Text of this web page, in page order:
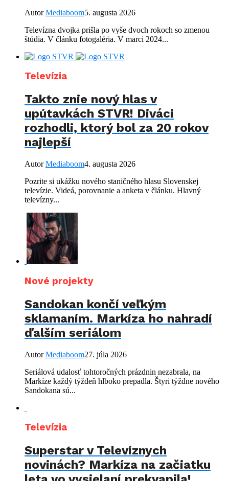
AutorMediaboom5. augusta 2026
Televízna dvojka prišla po vyše dvoch rokoch so zmenou
štúdia. V článku fotogaléria. V marci 2024...
Televízia
Takto znie nový hlas v
upútavkách STVR! Diváci
rozhodli, ktorý bol za 20 rokov
najlepší
AutorMediaboom4. augusta 2026
Pozrite si ukážku nového staničného hlasu Slovenskej
televízie. Videá, porovnanie a anketa v článku. Hlavný
televízny...
Nové projekty
Sandokan končí veľkým
sklamaním. Markíza ho nahradí
ďalším seriálom
AutorMediaboom27. júla 2026
Seriálová udalosť tohtoročných prázdnin nezabrala, na
Markíze každý týždeň hlboko prepadla. Štyri týždne nového
Sandokana sú...
Televízia
Superstar v Televíznych
novinách? Markíza na začiatku